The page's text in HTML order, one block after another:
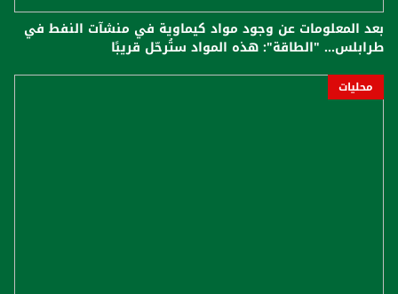
بعد المعلومات عن وجود مواد كيماوية في منشآت النفط في
طرابلس... "الطاقة": هذه المواد ستُرحّل قريبًا
محليات